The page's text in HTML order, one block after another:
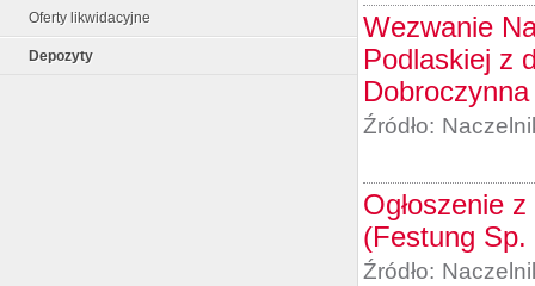
Oferty likwidacyjne
Depozyty
Wezwanie
Podlaskiej z
Źródło:
Ogłoszenie
(Festung
Źródło: